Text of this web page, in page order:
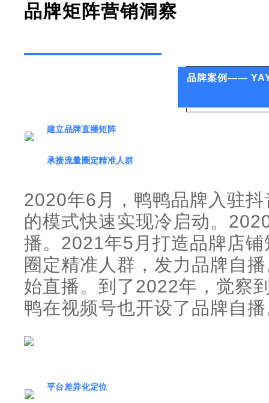
品牌矩阵营销洞察
品牌案例——
建立品牌直播矩阵
承接流量圈定精准人群
2020年6月，鸭鸭品牌入驻
的模式快速实现冷启动。
播。2021年5月打造品牌店
圈定精准人群，发力品牌自
始直播。到了2022年，觉察
鸭在视频号也开设了品牌自
平台差异化定位